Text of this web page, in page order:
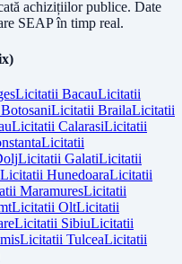
achizițiilor publice. Date
SEAP în timp real.
Licitatii BacauLicitatii
BotosaniLicitatii BrailaLicitatii
Licitatii CalarasiLicitatii
Licitatii
Licitatii GalatiLicitatii
Licitatii HunedoaraLicitatii
MaramuresLicitatii
Licitatii OltLicitatii
Licitatii SibiuLicitatii
Licitatii TulceaLicitatii